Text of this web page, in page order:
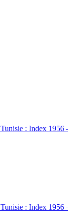
: Index 1956
: Index 1956